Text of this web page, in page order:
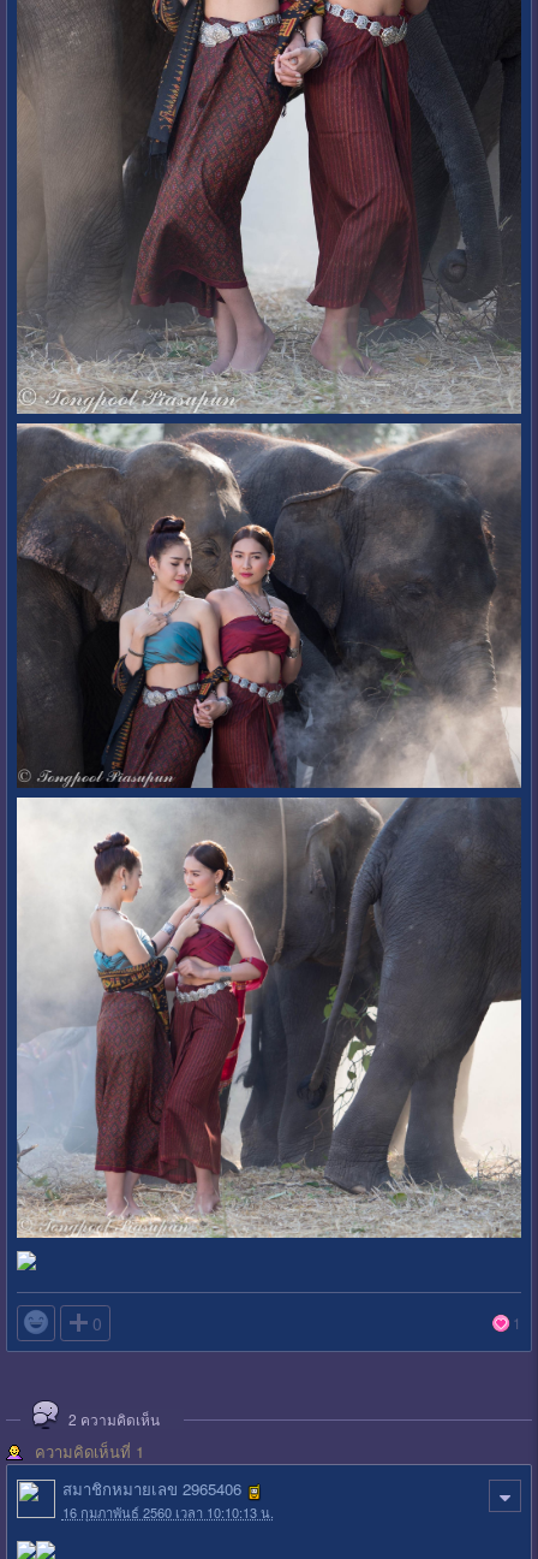
 0 1
2 ความคิดเห็น
ความคิดเห็นที่ 1
สมาชิกหมายเลข 2965406
16 กุมภาพันธ์ 2560 เวลา 10:10:13 น.